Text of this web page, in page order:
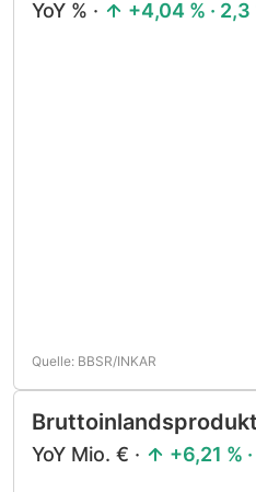
YoY % · +4,04 % · 2,3
Quelle: BBSR/INKAR
Bruttoinlandsprodukt
YoY Mio. € · +6,21 %